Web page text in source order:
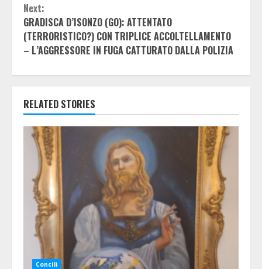
Next:
GRADISCA D’ISONZO (GO): ATTENTATO
(TERRORISTICO?) CON TRIPLICE ACCOLTELLAMENTO
– L’AGGRESSORE IN FUGA CATTURATO DALLA POLIZIA
RELATED STORIES
Concili